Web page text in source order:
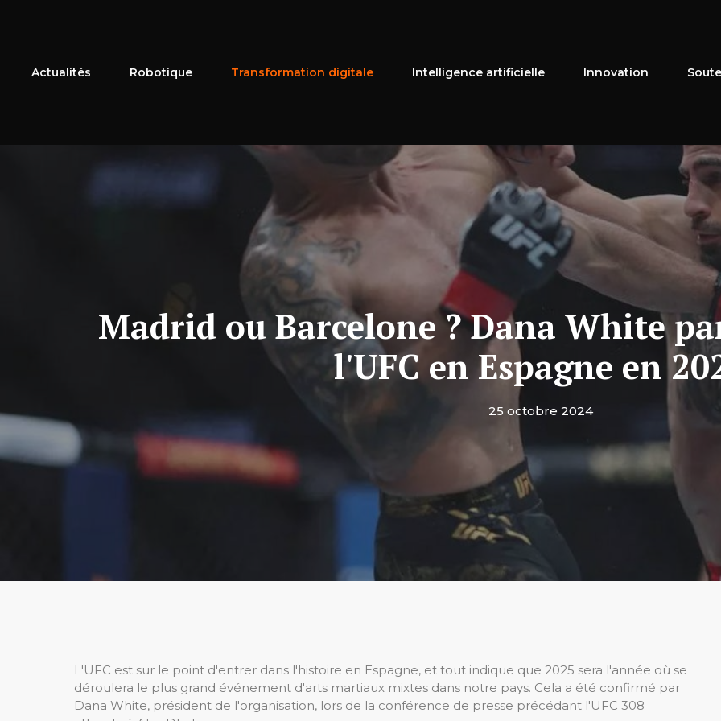
Actualités Robotique Transformation digitale Intelligence artificielle Innovation
Madrid ou Barcelone ? Dana White
l'UFC en Espagne en
25 octobre 2024
L'UFC est sur le point d'entrer dans l'histoire en Espagne, et tout indique que 2025 sera l'année où se
déroulera le plus grand événement d'arts martiaux mixtes dans notre pays. Cela a été confirmé par
Dana White, président de l'organisation, lors de la conférence de presse précédant l'UFC 308